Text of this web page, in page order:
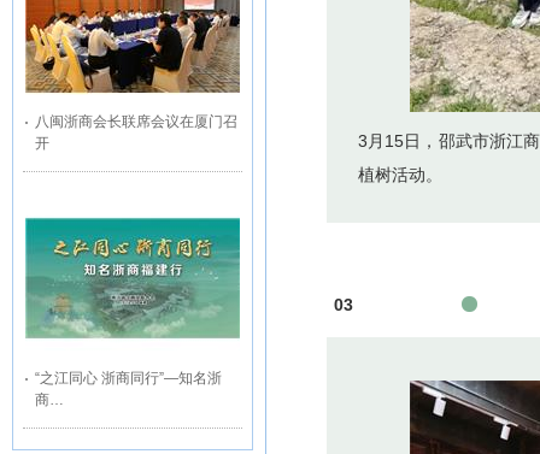
八闽浙商会长联席会议在厦门召
开
“之江同心 浙商同行”—知名浙
商…
3月15日，邵武市浙江
植树活动。
03